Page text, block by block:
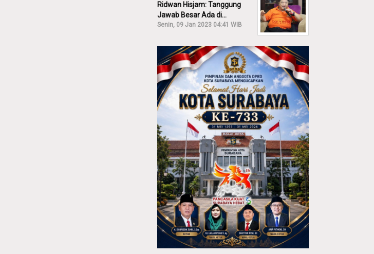
Ridwan Hisjam: Tanggung
Jawab Besar Ada di
Pemprov, Bukan DPRD Jatim!
Senin, 09 Jan 2023 04:41 WIB